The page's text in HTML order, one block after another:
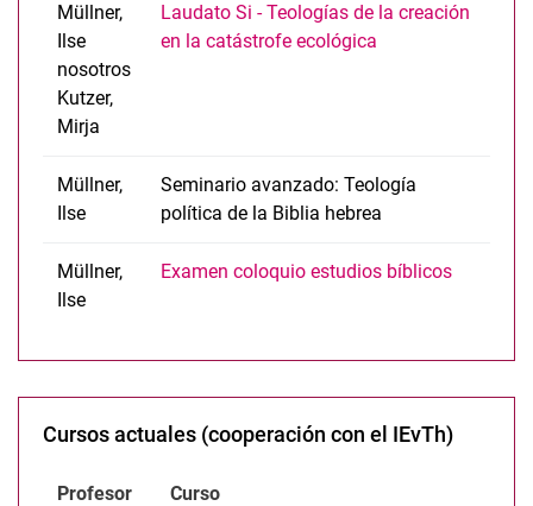
Müllner,
Ilse
nosotros
Kutzer,
Mirja
Laudato Si - Teologías de la creación
en la catástrofe ecológica
Müllner,
Ilse
Seminario avanzado: Teología
política de la Biblia hebrea
Müllner,
Ilse
Examen coloquio estudios bíblicos
Cursos actuales (cooperación con el IEvTh)
Profesor Curso